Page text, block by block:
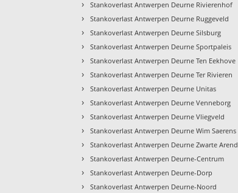
› Stankoverlast Antwerpen Deurne Rivierenhof
› Stankoverlast Antwerpen Deurne Ruggeveld
› Stankoverlast Antwerpen Deurne Silsburg
› Stankoverlast Antwerpen Deurne Sportpaleis
› Stankoverlast Antwerpen Deurne Ten Eekhove
› Stankoverlast Antwerpen Deurne Ter Rivieren
› Stankoverlast Antwerpen Deurne Unitas
› Stankoverlast Antwerpen Deurne Venneborg
› Stankoverlast Antwerpen Deurne Vliegveld
› Stankoverlast Antwerpen Deurne Wim Saerens
› Stankoverlast Antwerpen Deurne Zwarte Arend
› Stankoverlast Antwerpen Deurne-Centrum
› Stankoverlast Antwerpen Deurne-Dorp
› Stankoverlast Antwerpen Deurne-Noord